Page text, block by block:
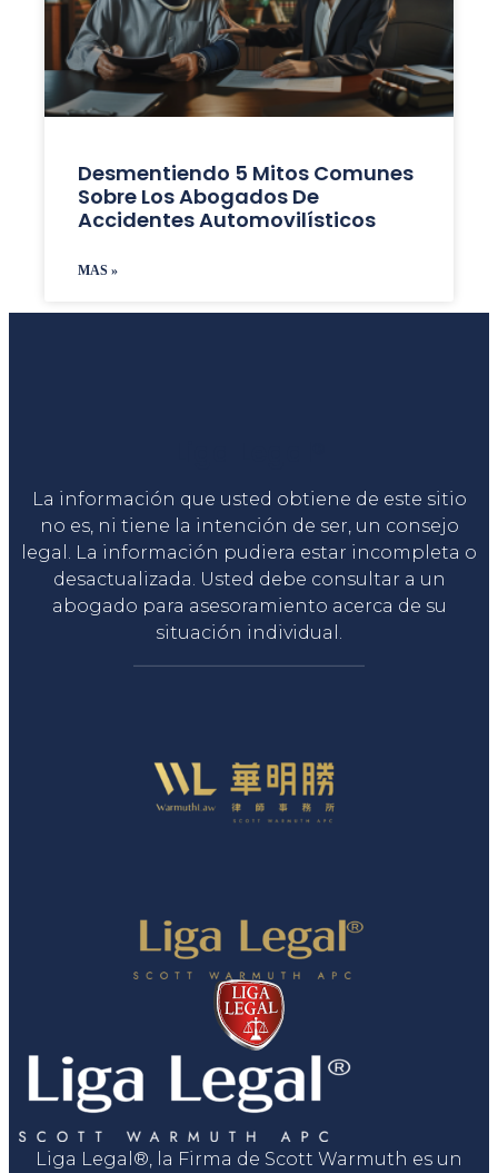
Desmentiendo 5 Mitos Comunes
Sobre Los Abogados De
Accidentes Automovilísticos
MAS »
La información que usted obtiene de este sitio
no es, ni tiene la intención de ser, un consejo
legal. La información pudiera estar incompleta o
desactualizada. Usted debe consultar a un
abogado para asesoramiento acerca de su
situación individual.
Liga Legal®, la Firma de Scott Warmuth es un